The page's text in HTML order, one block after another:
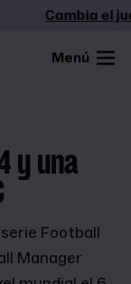
Cambia el
Menú
y una
Football
Manager